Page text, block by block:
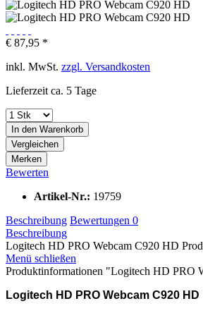
€ 87,95 *
inkl. MwSt. zzgl. Versandkosten
Lieferzeit ca. 5 Tage
In den Warenkorb
Vergleichen
Merken
Bewerten
Artikel-Nr.: 19759
Beschreibung Bewertungen 0
Beschreibung
Logitech HD PRO Webcam C920 HD
Menü schließen
Produktinformationen "Logitech HD PRO
Logitech HD PRO Webcam C920 HD